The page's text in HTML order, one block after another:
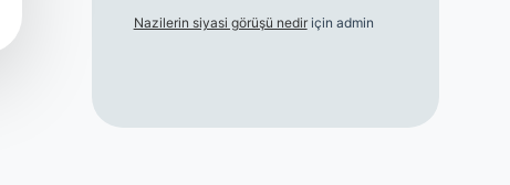
Nazilerin siyasi görüşü nediriçin admin